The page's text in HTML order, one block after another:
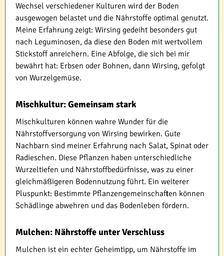
Wechsel verschiedener Kulturen wird der Boden
ausgewogen belastet und die Nährstoffe optimal genutzt.
Meine Erfahrung zeigt: Wirsing gedeiht besonders gut
nach Leguminosen, da diese den Boden mit wertvollem
Stickstoff anreichern. Eine Abfolge, die sich bei mir
bewährt hat: Erbsen oder Bohnen, dann Wirsing, gefolgt
von Wurzelgemüse.
Mischkultur: Gemeinsam stark
Mischkulturen können wahre Wunder für die
Nährstoffversorgung von Wirsing bewirken. Gute
Nachbarn sind meiner Erfahrung nach Salat, Spinat oder
Radieschen. Diese Pflanzen haben unterschiedliche
Wurzeltiefen und Nährstoffbedürfnisse, was zu einer
gleichmäßigeren Bodennutzung führt. Ein weiterer
Pluspunkt: Bestimmte Pflanzengemeinschaften können
Schädlinge abwehren und das Bodenleben fördern.
Mulchen: Nährstoffe unter Verschluss
Mulchen ist ein echter Geheimtipp, um Nährstoffe im